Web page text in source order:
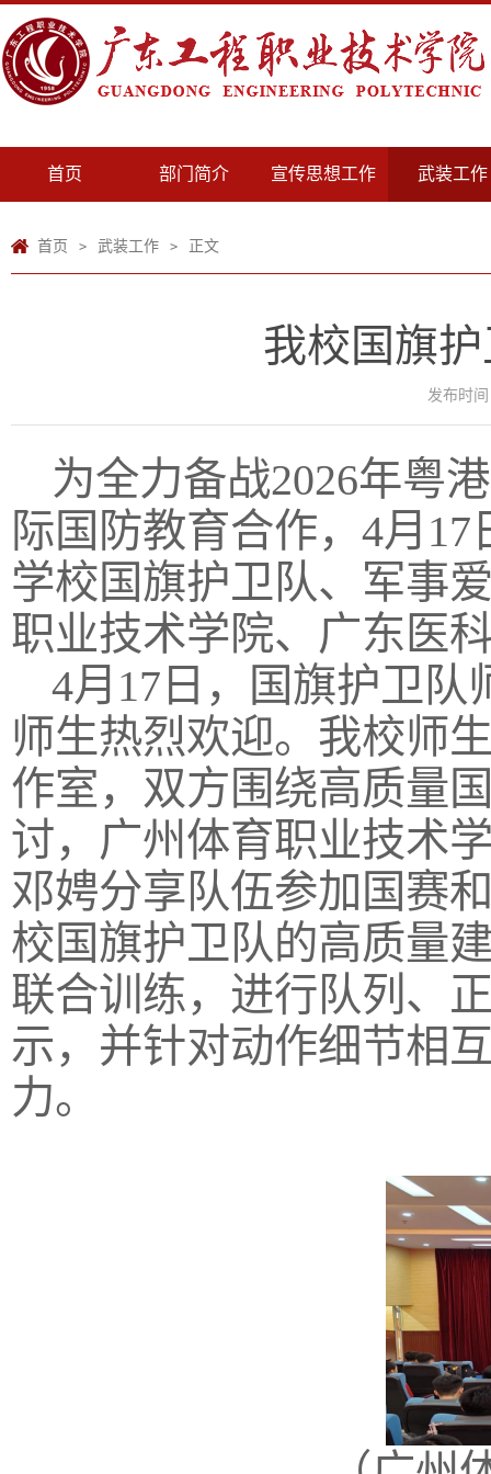
首页 部门简介 宣传思想工作 武装工作
首页 > 武装工作 > 正文
我校国旗
发布时间
为全力备战2026年粤
际国防教育合作，4月
学校国旗护卫队、军事
职业技术学院、广东医
4月17日，国旗护卫
师生热烈欢迎。我校师
作室，双方围绕高质量
讨，广州体育职业技术
邓娉分享队伍参加国赛
校国旗护卫队的高质量
联合训练，进行队列、
示，并针对动作细节相
力。